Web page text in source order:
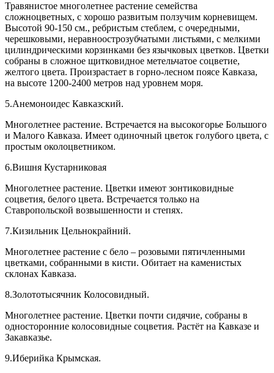
Травянистое многолетнее растение семейства
сложноцветных, с хорошо развитым ползучим корневищем.
Высотой 90-150 см., ребристым стеблем, с очередными,
черешковыми, неравноострозубчатыми листьями, с мелкими
цилиндрическими корзинками без язычковых цветков. Цветки
собраны в сложное щитковидное метельчатое соцветие,
желтого цвета. Произрастает в горно-лесном поясе Кавказа,
на высоте 1200-2400 метров над уровнем моря.
5.Анемоноидес Кавказский.
Многолетнее растение. Встречается на высокогорье Большого
и Малого Кавказа. Имеет одиночный цветок голубого цвета, с
простым околоцветником.
6.Вишня Кустарниковая
Многолетнее растение. Цветки имеют зонтиковидные
соцветия, белого цвета. Встречается только на
Ставропольской возвышенности и степях.
7.Кизильник Цельнокрайний.
Многолетнее растение с бело – розовыми пятичленными
цветками, собранными в кисти. Обитает на каменистых
склонах Кавказа.
8.Золототысячник Колосовидный.
Многолетнее растение. Цветки почти сидячие, собраны в
односторонние колосовидные соцветия. Растёт на Кавказе и
Закавказье.
9.Иберийка Крымская.